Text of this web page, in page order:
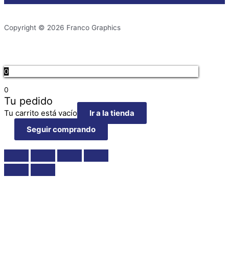
Copyright © 2026 Franco Graphics
0
0
Tu pedido
Tu carrito está vacío
Ir a la tienda
Seguir comprando